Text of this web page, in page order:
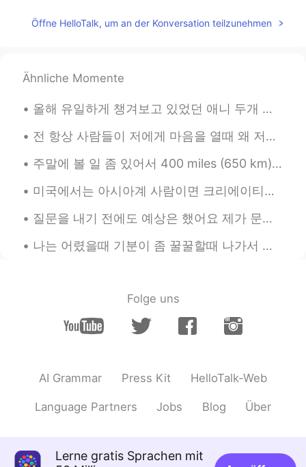
:) As for 'tatemae' and 'honne', I think
US, which has an individualistic culture).
tatemae and honne are not exclusive
opinion, every human puts on an act in
their true feelings/intentions in various
hard to be 'honest' or 'genuine.'
Inhyo 2019.04.05 17:06
JP
세계적으로 추세인것 같습니다.
Soyoung 2019.04.05 17:04
Im impressed by your thought and
though. You want me to correct them?
One more thing, im just wondering. In
but somewhere as well?
Öffne HelloTalk, um an der Konversation teilzunehmen
Ähnliche Momente
올해 유일하게 챙겨보고 있었던 애니 두개 있었는데 (モブサイコ100II & 約束のネバーランド) 지난 주에 둘다 끝나고 2분기에는 특별하게 기대하는 게 없어서 4월이니까 四月は...
전 항상 사람들이 저에게 마음을 열때 왜 저를 신뢰하는지 궁금해요 지난 1주일동안 여기서도 저에게 고민이 있다고 연락 주신 분 4명이 있었어요 다 인간관계 문제에 대해 이야...
주말에 볼 일 좀 있어서 400 miles (650 km) 운전해야 됐었는데 출발하기 전에 제 휴대폰을 꺼놓았어요 나: 아빠 내 폰 어딨어? 아빠: 여깄어. 왜? 나: 내가...
미국에서는 아시아계 사람이면 크리에이티브으로 성공하기 정말 어려워요 가수라든가 배우라든가 코미디언 등등 여러 편견이 좀 존재해서요 그래서 많은 교포분들이 가수 되고 싶으면 ...
질문을 내기 전에도 예상은 했어요 제가 문과라고 생각하는 사람들이 많을 거 같았어요 제 대학 친구들도 제 전공을 자주 햇갈렸었거든요 ㅋㅋㅋ 저는 이과 전공이지만 제가 당연히...
나는 어렸을때 기분이 좀 꿀꿀할때 나가서 공원에 그네를 자주 탔어요 이제는 드라이브하러 가고 이 두가지 행동이 아무런 관계가 없다고 생각했는데 요새 다시 그네를 찾아가는 내...
Folge uns
AI Grammar Press Kit HelloTalk-Web
Language Partners Jobs Blog Über
Lerne gratis Sprachen mit